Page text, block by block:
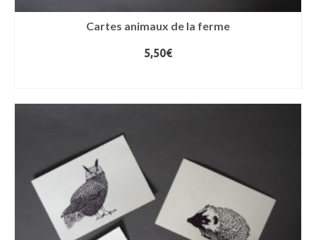
Cartes animaux de la ferme
5,50€